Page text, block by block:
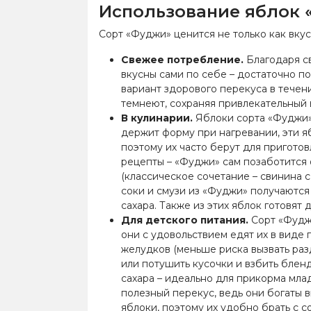
Использование яблок
Сорт «Фуджи» ценится не только как
Свежее потребление. Благодаря
вкусны сами по себе – достаточно
вариант здорового перекуса в
темнеют, сохраняя привлекательный
В кулинарии. Яблоки сорта
держит форму при нагревании, эти
поэтому их часто берут для
рецепты – «Фуджи» сам
(классическое сочетание – свинина
соки и смузи из «Фуджи»
сахара. Также из этих яблок
Для детского питания. Сорт
они с удовольствием едят их в
желудков (меньше риска вызвать
или потушить кусочки и взбить
сахара – идеально для прикорма
полезный перекус, ведь они богаты
яблоки, поэтому их удобно брать с